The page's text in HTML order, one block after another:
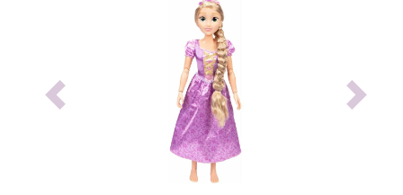
Previous Next